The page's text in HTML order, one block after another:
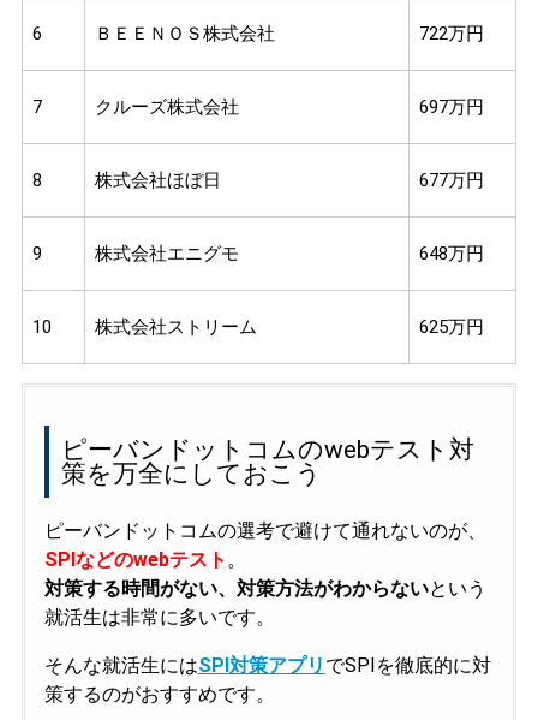
6 ＢＥＥＮＯＳ株式会社 722万円
7 クルーズ株式会社 697万円
8 株式会社ほぼ日 677万円
9 株式会社エニグモ 648万円
10 株式会社ストリーム 625万円
ピーバンドットコムのwebテスト対
策を万全にしておこう
ピーバンドットコムの選考で避けて通れないのが、
SPIなどのwebテスト 。
対策する時間がない、対策方法がわからないという
就活生は非常に多いです。
そんな就活生にはSPI対策アプリ でSPIを徹底的に対
策するのがおすすめです。